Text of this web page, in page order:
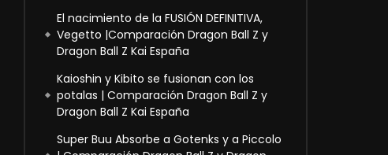
El nacimiento de la FUSIÓN DEFINITIVA,
Vegetto |Comparación Dragon Ball Z y
Dragon Ball Z Kai España
Kaioshin y Kibito se fusionan con los
potalas | Comparación Dragon Ball Z y
Dragon Ball Z Kai España
Super Buu Absorbe a Gotenks y a Piccolo